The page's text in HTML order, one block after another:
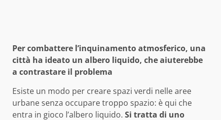
Per combattere l’inquinamento atmosferico, una
città ha ideato un albero liquido, che aiuterebbe
a contrastare il problema
Esiste un modo per creare spazi verdi nelle aree
urbane senza occupare troppo spazio: è qui che
entra in gioco l’albero liquido. Si tratta di uno